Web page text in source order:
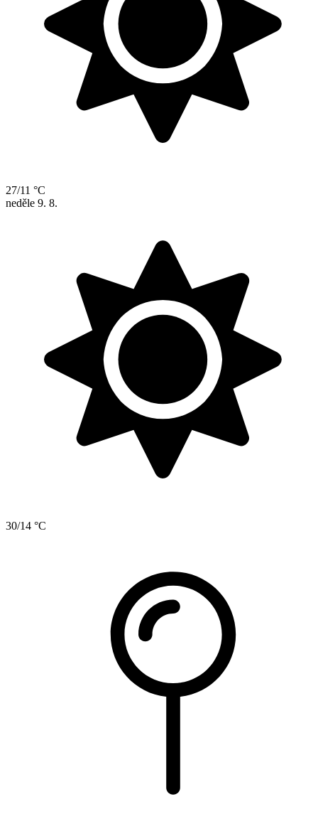
27/11 °C
neděle 9. 8.
30/14 °C